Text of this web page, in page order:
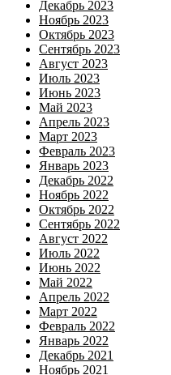
Декабрь 2023
Ноябрь 2023
Октябрь 2023
Сентябрь 2023
Август 2023
Июль 2023
Июнь 2023
Май 2023
Апрель 2023
Март 2023
Февраль 2023
Январь 2023
Декабрь 2022
Ноябрь 2022
Октябрь 2022
Сентябрь 2022
Август 2022
Июль 2022
Июнь 2022
Май 2022
Апрель 2022
Март 2022
Февраль 2022
Январь 2022
Декабрь 2021
Ноябрь 2021